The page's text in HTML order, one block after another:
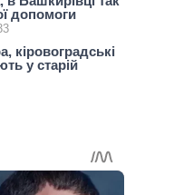
допомоги
кіровоградські
у старій